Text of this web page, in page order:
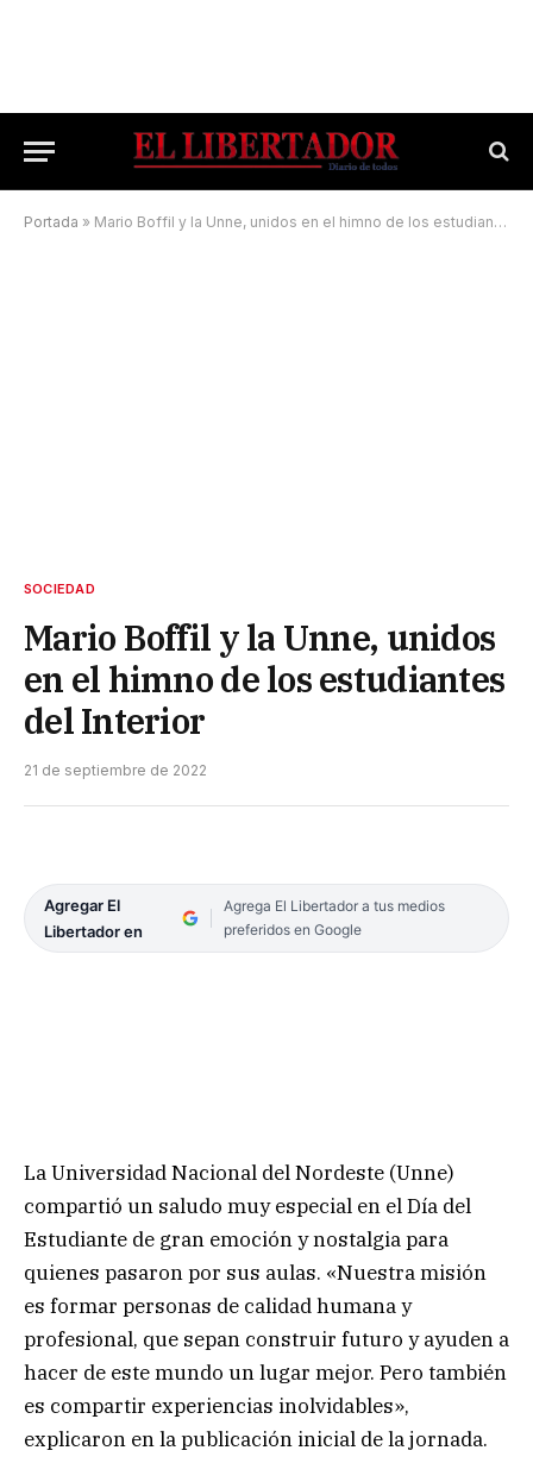
Portada » Mario Boffil y la Unne, unidos en el himno de los estudiantes del Interior
SOCIEDAD
Mario Boffil y la Unne, unidos
en el himno de los estudiantes
del Interior
21 de septiembre de 2022
Agregar El
Libertador en
Agrega El Libertador a tus medios
preferidos en Google
La Universidad Nacional del Nordeste (Unne)
compartió un saludo muy especial en el Día del
Estudiante de gran emoción y nostalgia para
quienes pasaron por sus aulas. «Nuestra misión
es formar personas de calidad humana y
profesional, que sepan construir futuro y ayuden a
hacer de este mundo un lugar mejor. Pero también
es compartir experiencias inolvidables»,
explicaron en la publicación inicial de la jornada.